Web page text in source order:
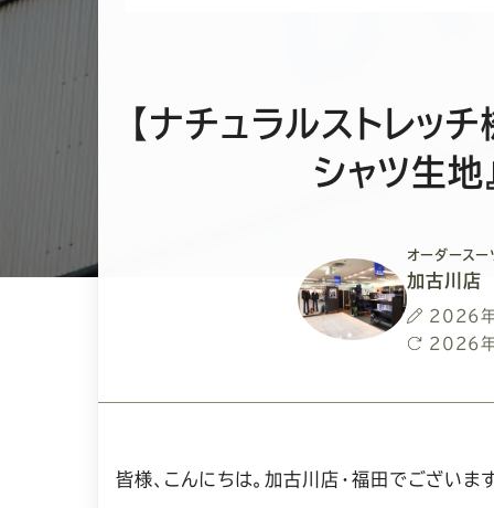
【ナチュラルストレッ
シャツ生
オーダース
加古川店
投
稿
2026
最
更
2026
皆様、こんにちは。加古川店・福田でございま